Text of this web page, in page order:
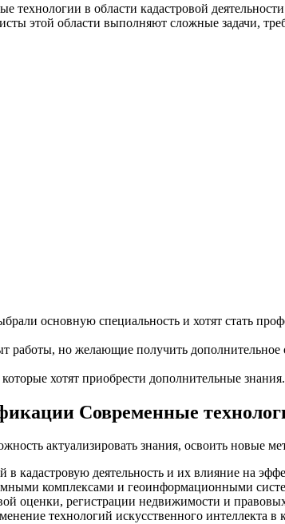
в области кадастровой
этой области выполняют сложные задачи,
основную специальность и хотят стать
но желающие получить дополнительное
хотят приобрести дополнительные знания.
Современные
актуализировать знания, освоить новые
кадастровую деятельность и их влияние на
комплексами и геоинформационными
оценки, регистрации недвижимости и
технологий искусственного интеллекта в